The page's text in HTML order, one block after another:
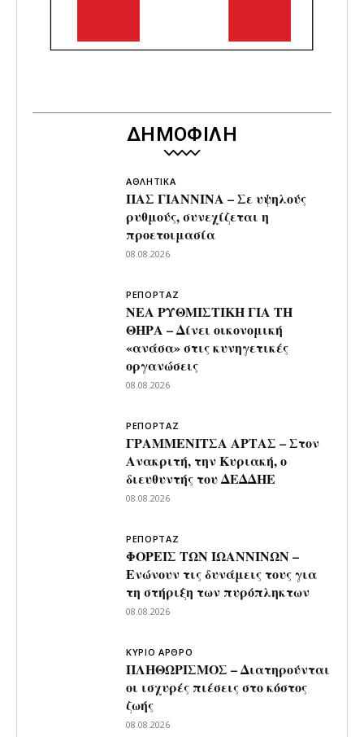
ΔΗΜΟΦΙΛΗ
ΑΘΛΗΤΙΚΑ
ΠΑΣ ΓΙΑΝΝΙΝΑ – Σε υψηλούς
ρυθμούς, συνεχίζεται η
προετοιμασία
08.08.2026
ΡΕΠΟΡΤΑΖ
ΝΕΑ ΡΥΘΜΙΣΤΙΚΗ ΓΙΑ ΤΗ
ΘΗΡΑ – Δίνει οικονομική
«ανάσα» στις κυνηγετικές
οργανώσεις
08.08.2026
ΡΕΠΟΡΤΑΖ
ΓΡΑΜΜΕΝΙΤΣΑ ΑΡΤΑΣ – Στον
Ανακριτή, την Κυριακή, ο
διευθυντής του ΔΕΔΔΗΕ
08.08.2026
ΡΕΠΟΡΤΑΖ
ΦΟΡΕΙΣ ΤΩΝ ΙΩΑΝΝΙΝΩΝ –
Ενώνουν τις δυνάμεις τους για
τη στήριξη των πυρόπληκτων
08.08.2026
ΚΥΡΙΟ ΑΡΘΡΟ
ΠΛΗΘΩΡΙΣΜΟΣ – Διατηρούνται
οι ισχυρές πιέσεις στο κόστος
ζωής
08.08.2026